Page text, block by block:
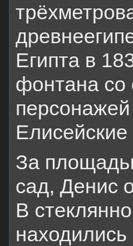
Египта в
фонтана со
За
сад, Денис
В